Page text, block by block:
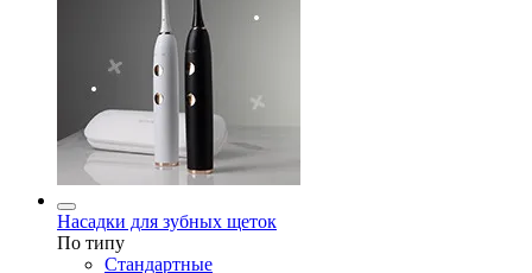
Насадки для зубных щеток
По типу
Стандартные